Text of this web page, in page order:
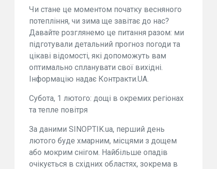
Чи стане це моментом початку весняного
потепління, чи зима ще завітає до нас?
Давайте розглянемо це питання разом: ми
підготували детальний прогноз погоди та
цікаві відомості, які допоможуть вам
оптимально спланувати свої вихідні.
Інформацію надає Контракти.UA.
Субота, 1 лютого: дощі в окремих регіонах
та тепле повітря
За даними SINOPTIK.ua, перший день
лютого буде хмарним, місцями з дощем
або мокрим снігом. Найбільше опадів
очікується в східних областях, зокрема в